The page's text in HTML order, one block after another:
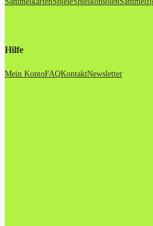
Hilfe
Mein KontoFAQKontaktNewsletter